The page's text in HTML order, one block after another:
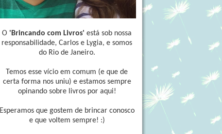
O 'Brincando com Livros' está sob nossa
responsabilidade, Carlos e Lygia, e somos
do Rio de Janeiro.
Temos esse vício em comum (e que de
certa forma nos uniu) e estamos sempre
opinando sobre livros por aqui!
Esperamos que gostem de brincar conosco
e que voltem sempre! :)